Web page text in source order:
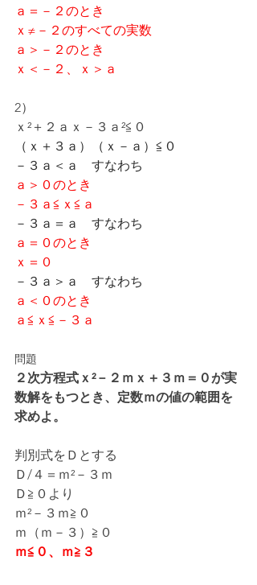
ａ＝－２のとき
ｘ≠－２のすべての実数
ａ＞－２のとき
ｘ＜－２、ｘ＞ａ
2）
ｘ²＋２ａｘ－３ａ²≦０
（ｘ＋３ａ）（ｘ－ａ）≦０
－３ａ＜ａ　すなわち
ａ＞０のとき
－３ａ≦ｘ≦ａ
－３ａ＝ａ　すなわち
ａ＝０のとき
ｘ＝０
－３ａ＞ａ　すなわち
ａ＜０のとき
ａ≦ｘ≦－３ａ
問題
２次方程式ｘ²－２ｍｘ＋３ｍ＝０が実
数解をもつとき、定数ｍの値の範囲を
求めよ。
判別式をＤとする
Ｄ/４＝ｍ²－３ｍ
Ｄ≧０より
ｍ²－３ｍ≧０
ｍ（ｍ－３）≧０
ｍ≦０、ｍ≧３